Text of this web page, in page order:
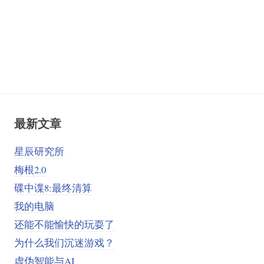
最新文章
星辰研究所
梅根2.0
碟中谍8:最终清算
我的电脑
还能不能愉快的玩耍了
为什么我们沉迷游戏？
虚伪智能与AI